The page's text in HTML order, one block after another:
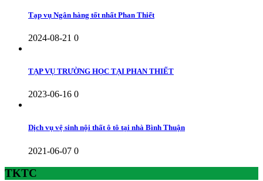
Tạp vụ Ngân hàng tốt nhất Phan Thiết
2024-08-21 0
TẠP VỤ TRƯỜNG HỌC TẠI PHAN THIẾT
2023-06-16 0
Dịch vụ vệ sinh nội thất ô tô tại nhà Bình Thuận
2021-06-07 0
TKTC